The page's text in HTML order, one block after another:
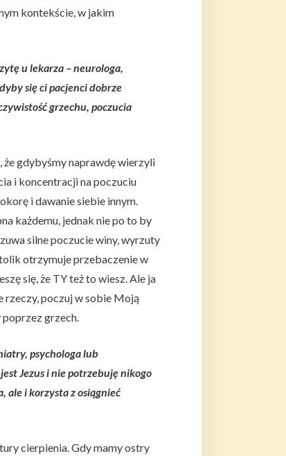
kontekście, w jakim
u lekarza – neurologa,
się ci pacjenci dobrze
grzechu, poczucia
że gdybyśmy naprawdę wierzyli
i koncentracji na poczuciu
i dawanie siebie innym.
każdemu, jednak nie po to by
silne poczucie winy, wyrzuty
otrzymuje przebaczenie w
się, że TY też to wiesz. Ale ja
rzeczy, poczuj w sobie Moją
poprzez grzech.
psychologa lub
Jezus i nie potrzebuję nikogo
ale i korzysta z osiągnieć
cierpienia. Gdy mamy ostry